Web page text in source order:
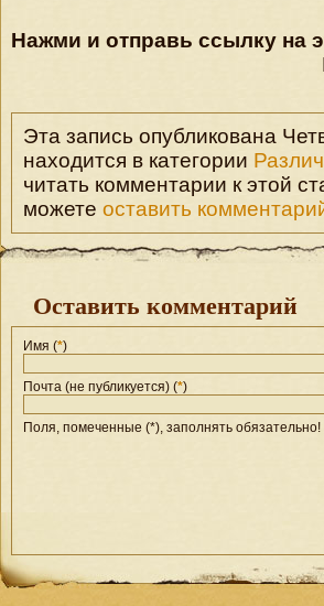
Нажми и отправь ссылку на
Эта запись опубликована
находится в категории
читать комментарии к этой
можете оставить
Оставить комментарий
Имя (*)
Почта (не публикуется) (*)
Поля, помеченные (*), заполнять обязательно!